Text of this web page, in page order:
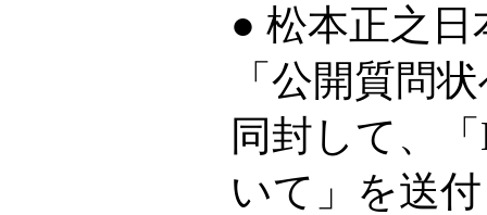
● 松本正之
「公開質問
同封して、
いて」を送